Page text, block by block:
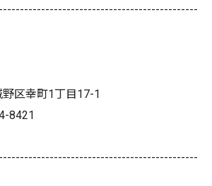
区幸町1丁目17-1
8421